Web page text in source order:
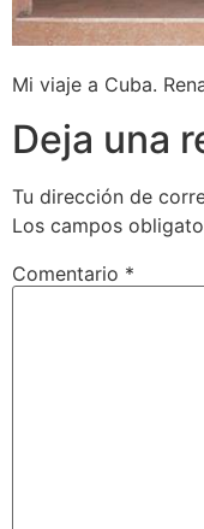
Mi viaje a Cuba.
Deja una
Tu dirección de
Los campos
Comentario *